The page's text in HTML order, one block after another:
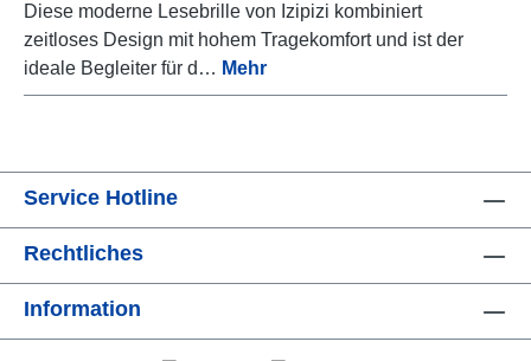
Diese moderne Lesebrille von Izipizi kombiniert
zeitloses Design mit hohem Tragekomfort und ist der
ideale Begleiter für d… Mehr
Service Hotline
Rechtliches
Information